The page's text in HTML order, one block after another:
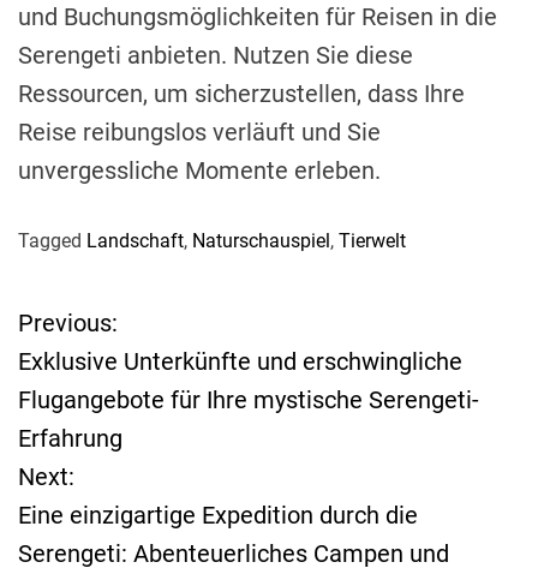
und Buchungsmöglichkeiten für Reisen in die
Serengeti anbieten. Nutzen Sie diese
Ressourcen, um sicherzustellen, dass Ihre
Reise reibungslos verläuft und Sie
unvergessliche Momente erleben.
Tagged Landschaft, Naturschauspiel , Tierwelt
B
e
i
t
r
Previous:
Exklusive Unterkünfte und erschwingliche
Flugangebote für Ihre mystische Serengeti-
Erfahrung
Next:
Eine einzigartige Expedition durch die
Serengeti: Abenteuerliches Campen und